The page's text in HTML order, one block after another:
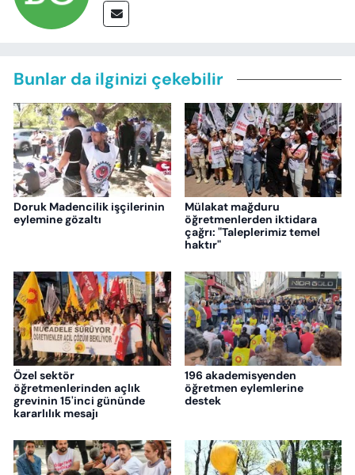
Bunlar da ilginizi çekebilir
Doruk Madencilik işçilerinin
eylemine gözaltı
Mülakat mağduru
öğretmenlerden iktidara
çağrı: "Taleplerimiz temel
haktır"
Özel sektör
öğretmenlerinden açlık
grevinin 15'inci gününde
kararlılık mesajı
196 akademisyenden
öğretmen eylemlerine
destek